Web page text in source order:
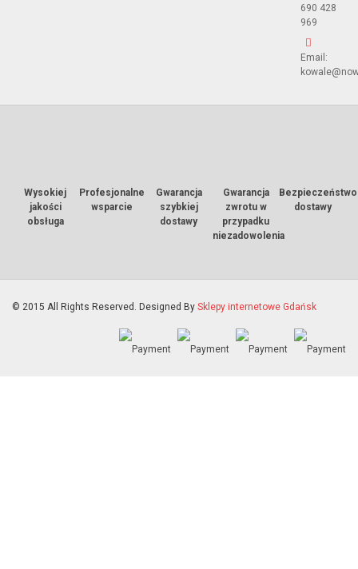
690 428
969
Email:
Wysokiej
jakości
obsługa
Profesjonalne
wsparcie
Gwarancja
szybkiej
dostawy
Gwarancja
zwrotu w
przypadku
niezadowolenia
Bezpieczeństwo
dostawy
© 2015 All Rights Reserved. Designed By Sklepy internetowe Gdańsk